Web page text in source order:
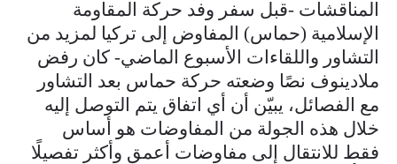
المناقشات -قبل سفر وفد حركة المقاومة
الإسلامية (حماس) المفاوض إلى تركيا لمزيد من
التشاور واللقاءات الأسبوع الماضي- كان رفض
ملادينوف نصًا وضعته حركة حماس بعد التشاور
مع الفصائل، يبيّن أن أي اتفاق يتم التوصل إليه
خلال هذه الجولة من المفاوضات هو أساس
فقط للانتقال إلى مفاوضات أعمق وأكثر تفصيلًا